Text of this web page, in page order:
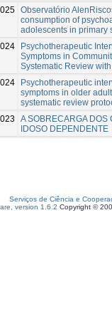
Observatório
consumption of
adolescents in primary
Psychotherapeutic
Symptoms in
Systematic Review
Psychotherapeutic
symptoms in older
systematic review
A SOBRECARGA DOS
IDOSO DEPENDENTE
Serviços de Ciência e
version 1.6.2 Copyright ©